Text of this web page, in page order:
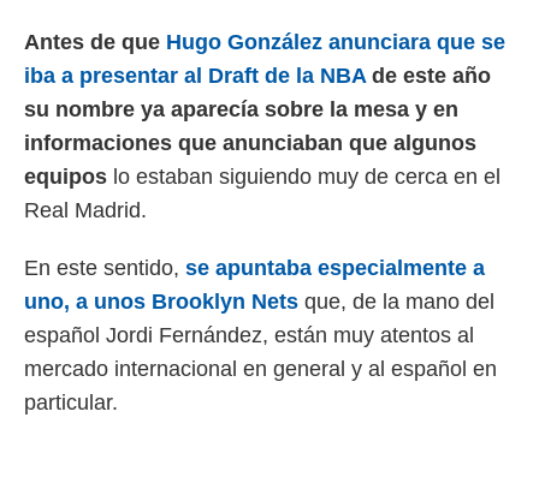
en
más
nuestra
Antes de que Hugo González anunciara que se
iba a presentar al Draft de la NBA de este año
su nombre ya aparecía sobre la mesa y en
informaciones que anunciaban que algunos
equipos lo estaban siguiendo muy de cerca en el
Real Madrid.
En este sentido, se apuntaba especialmente a
uno, a unos Brooklyn Nets que, de la mano del
español Jordi Fernández, están muy atentos al
mercado internacional en general y al español en
particular.